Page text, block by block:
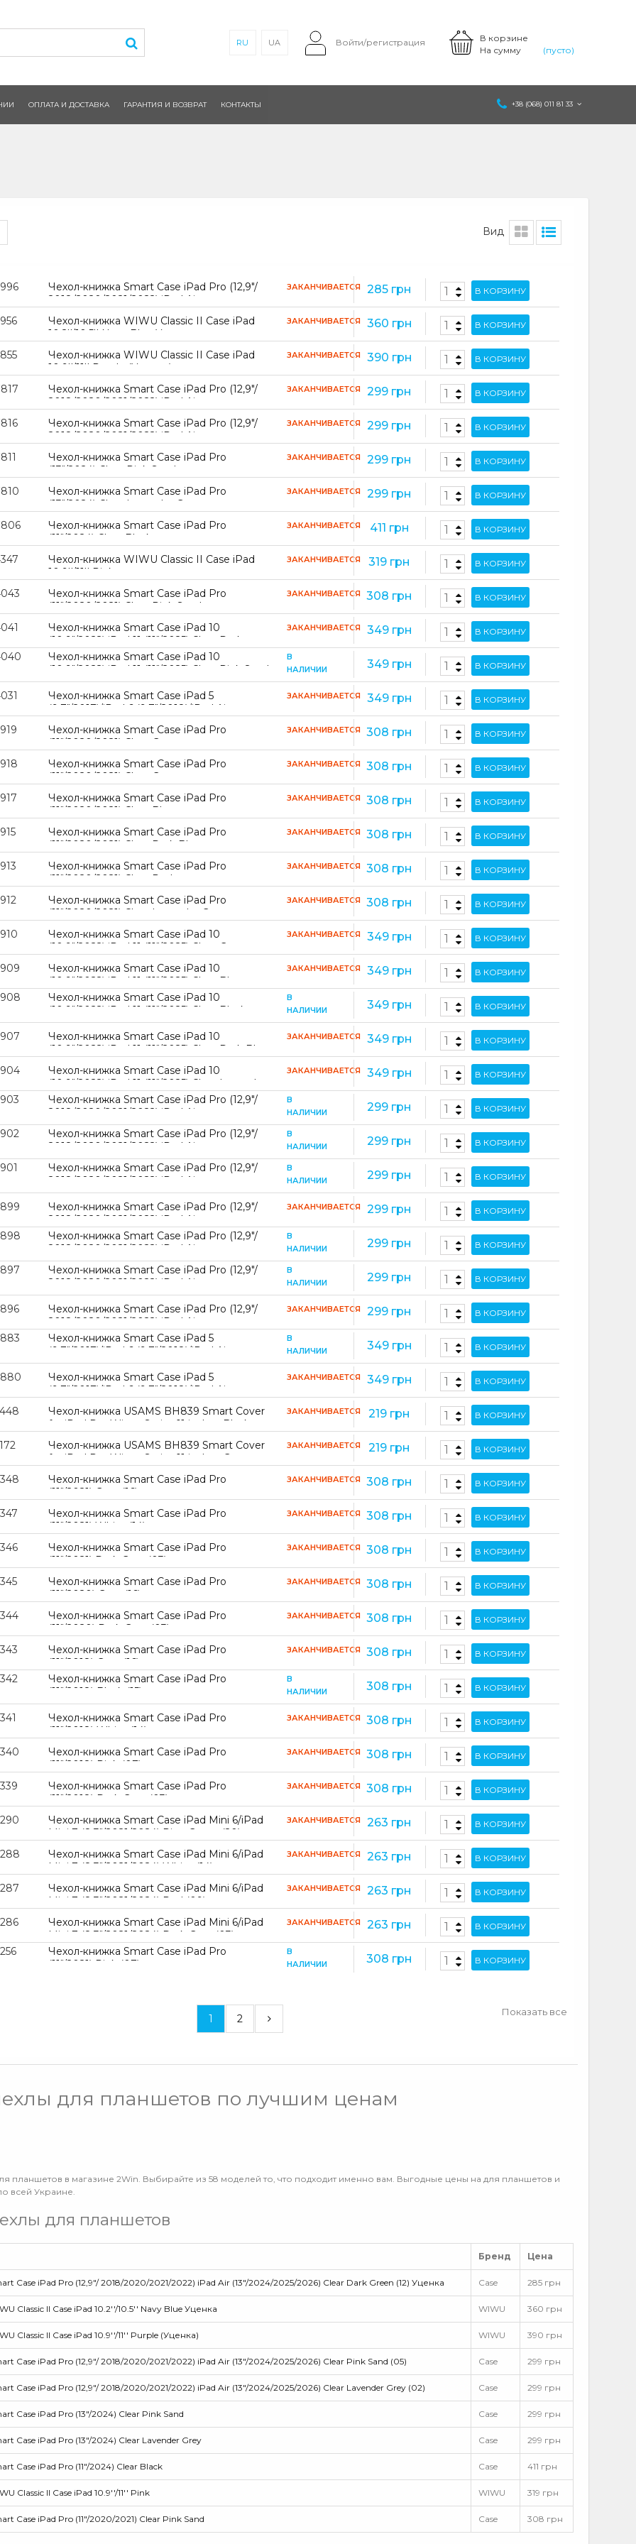
В корзине
На сумму
(пусто)
RU UA Войти/регистрация
ОПЛАТА И ДОСТАВКА ГАРАНТИЯ И ВОЗВРАТ КОНТАКТЫ +38 (068) 011 81 33
Вид
Чехол-книжка Smart Case iPad Pro (12,9"/
2018/2020/2021/2022) iPad Air
Уценка
ЗАКАНЧИВАЕТСЯ 285 грн В КОРЗИНУ
Чехол-книжка WIWU Classic II Case iPad
10.2''/10.5'' Navy Blue Уценка
ЗАКАНЧИВАЕТСЯ 360 грн В КОРЗИНУ
Чехол-книжка WIWU Classic II Case iPad
10.9''/11'' Purple (Уценка)
ЗАКАНЧИВАЕТСЯ 390 грн В КОРЗИНУ
Чехол-книжка Smart Case iPad Pro (12,9"/
2018/2020/2021/2022) iPad Air
ЗАКАНЧИВАЕТСЯ 299 грн В КОРЗИНУ
Чехол-книжка Smart Case iPad Pro (12,9"/
2018/2020/2021/2022) iPad Air
(02)
ЗАКАНЧИВАЕТСЯ 299 грн В КОРЗИНУ
Чехол-книжка Smart Case iPad Pro
(13"/2024) Clear Pink Sand
ЗАКАНЧИВАЕТСЯ 299 грн В КОРЗИНУ
Чехол-книжка Smart Case iPad Pro
(13"/2024) Clear Lavender Grey
ЗАКАНЧИВАЕТСЯ 299 грн В КОРЗИНУ
Чехол-книжка Smart Case iPad Pro
(11"/2024) Clear Black
ЗАКАНЧИВАЕТСЯ 411 грн В КОРЗИНУ
Чехол-книжка WIWU Classic II Case iPad
10.9''/11'' Pink
ЗАКАНЧИВАЕТСЯ 319 грн В КОРЗИНУ
Чехол-книжка Smart Case iPad Pro
(11"/2020/2021) Clear Pink Sand
ЗАКАНЧИВАЕТСЯ 308 грн В КОРЗИНУ
Чехол-книжка Smart Case iPad 10
(10,9"/2022) iPad 11 (11"/2025) Clear Dark
Green
ЗАКАНЧИВАЕТСЯ 349 грн В КОРЗИНУ
Чехол-книжка Smart Case iPad 10
(10,9"/2022) iPad 11 (11"/2025) Clear Pink Sand
В
НАЛИЧИИ
349 грн В КОРЗИНУ
Чехол-книжка Smart Case iPad 5
(9,7"/2017)/iPad 6 (9,7"/2018)/iPad Air
ЗАКАНЧИВАЕТСЯ 349 грн В КОРЗИНУ
Чехол-книжка Smart Case iPad Pro
(11"/2020/2021) Clear Green
ЗАКАНЧИВАЕТСЯ 308 грн В КОРЗИНУ
Чехол-книжка Smart Case iPad Pro
(11"/2020/2021) Clear Grey
ЗАКАНЧИВАЕТСЯ 308 грн В КОРЗИНУ
Чехол-книжка Smart Case iPad Pro
(11"/2020/2021) Clear Blue
ЗАКАНЧИВАЕТСЯ 308 грн В КОРЗИНУ
Чехол-книжка Smart Case iPad Pro
(11"/2020/2021) Clear Dark Blue
ЗАКАНЧИВАЕТСЯ 308 грн В КОРЗИНУ
Чехол-книжка Smart Case iPad Pro
(11"/2020/2021) Clear Red
ЗАКАНЧИВАЕТСЯ 308 грн В КОРЗИНУ
Чехол-книжка Smart Case iPad Pro
(11"/2020/2021) Clear Lavender Grey
ЗАКАНЧИВАЕТСЯ 308 грн В КОРЗИНУ
Чехол-книжка Smart Case iPad 10
(10,9"/2022) iPad 11 (11"/2025) Clear Grey
ЗАКАНЧИВАЕТСЯ 349 грн В КОРЗИНУ
Чехол-книжка Smart Case iPad 10
(10,9"/2022) iPad 11 (11"/2025) Clear Blue
ЗАКАНЧИВАЕТСЯ 349 грн В КОРЗИНУ
Чехол-книжка Smart Case iPad 10
(10,9"/2022) iPad 11 (11"/2025) Clear Black
В
НАЛИЧИИ
349 грн В КОРЗИНУ
Чехол-книжка Smart Case iPad 10
(10,9"/2022) iPad 11 (11"/2025) Clear Dark Blue
ЗАКАНЧИВАЕТСЯ 349 грн В КОРЗИНУ
Чехол-книжка Smart Case iPad 10
(10,9"/2022) iPad 11 (11"/2025) Clear Lavender
Grey
ЗАКАНЧИВАЕТСЯ 349 грн В КОРЗИНУ
Чехол-книжка Smart Case iPad Pro (12,9"/
2018/2020/2021/2022) iPad Air
(13"/2024/2025/2026) Clear Dark Green (12)
В
НАЛИЧИИ
299 грн В КОРЗИНУ
Чехол-книжка Smart Case iPad Pro (12,9"/
2018/2020/2021/2022) iPad Air
(13"/2024/2025/2026) Clear Grey (09)
В
НАЛИЧИИ
299 грн В КОРЗИНУ
Чехол-книжка Smart Case iPad Pro (12,9"/
2018/2020/2021/2022) iPad Air
(13"/2024/2025/2026) Clear Blue (08)
В
НАЛИЧИИ
299 грн В КОРЗИНУ
Чехол-книжка Smart Case iPad Pro (12,9"/
2018/2020/2021/2022) iPad Air
(13"/2024/2025/2026) Clear Dark Blue (06)
ЗАКАНЧИВАЕТСЯ 299 грн В КОРЗИНУ
Чехол-книжка Smart Case iPad Pro (12,9"/
2018/2020/2021/2022) iPad Air
(13"/2024/2025/2026) Clear Pink Sand (05)
В
НАЛИЧИИ
299 грн В КОРЗИНУ
Чехол-книжка Smart Case iPad Pro (12,9"/
2018/2020/2021/2022) iPad Air
(13"/2024/2025/2026) Clear Red (04)
В
НАЛИЧИИ
299 грн В КОРЗИНУ
Чехол-книжка Smart Case iPad Pro (12,9"/
2018/2020/2021/2022) iPad Air
(13"/2024/2025/2026) Clear Lavender Grey
(02)
ЗАКАНЧИВАЕТСЯ 299 грн В КОРЗИНУ
Чехол-книжка Smart Case iPad 5
(9,7"/2017)/iPad 6 (9,7"/2018)/iPad Air
(9,7"/2013) Clear Dark Blue
В
НАЛИЧИИ
349 грн В КОРЗИНУ
Чехол-книжка Smart Case iPad 5
(9,7"/2017)/iPad 6 (9,7"/2018)/iPad Air
ЗАКАНЧИВАЕТСЯ 349 грн В КОРЗИНУ
Чехол-книжка USAMS BH839 Smart Cover
for iPad Pro Winya Series 11 inches Black
ЗАКАНЧИВАЕТСЯ 219 грн В КОРЗИНУ
Чехол-книжка USAMS BH839 Smart Cover
for iPad Pro Winya Series 11 inches Grey
ЗАКАНЧИВАЕТСЯ 219 грн В КОРЗИНУ
Чехол-книжка Smart Case iPad Pro
(11"/2021) Grey (16)
ЗАКАНЧИВАЕТСЯ 308 грн В КОРЗИНУ
Чехол-книжка Smart Case iPad Pro
(11"/2021) White (14)
ЗАКАНЧИВАЕТСЯ 308 грн В КОРЗИНУ
Чехол-книжка Smart Case iPad Pro
(11"/2021) Dark Grey (03)
ЗАКАНЧИВАЕТСЯ 308 грн В КОРЗИНУ
Чехол-книжка Smart Case iPad Pro
(11"/2020) Grey (16)
ЗАКАНЧИВАЕТСЯ 308 грн В КОРЗИНУ
Чехол-книжка Smart Case iPad Pro
(11"/2020) Dark Grey (03)
ЗАКАНЧИВАЕТСЯ 308 грн В КОРЗИНУ
Чехол-книжка Smart Case iPad Pro
(11"/2018) Grey (16)
ЗАКАНЧИВАЕТСЯ 308 грн В КОРЗИНУ
Чехол-книжка Smart Case iPad Pro
(11"/2018) Black (15)
В
НАЛИЧИИ
308 грн В КОРЗИНУ
Чехол-книжка Smart Case iPad Pro
(11"/2018) White (14)
ЗАКАНЧИВАЕТСЯ 308 грн В КОРЗИНУ
Чехол-книжка Smart Case iPad Pro
(11"/2018) Pink (07)
ЗАКАНЧИВАЕТСЯ 308 грн В КОРЗИНУ
Чехол-книжка Smart Case iPad Pro
(11"/2018) Dark Grey (03)
ЗАКАНЧИВАЕТСЯ 308 грн В КОРЗИНУ
Чехол-книжка Smart Case iPad Mini 6/iPad
Mini 7 (8,3"/2021/2024) Pine Green (20)
ЗАКАНЧИВАЕТСЯ 263 грн В КОРЗИНУ
Чехол-книжка Smart Case iPad Mini 6/iPad
Mini 7 (8,3"/2021/2024) White (14)
ЗАКАНЧИВАЕТСЯ 263 грн В КОРЗИНУ
Чехол-книжка Smart Case iPad Mini 6/iPad
Mini 7 (8,3"/2021/2024) Red (09)
ЗАКАНЧИВАЕТСЯ 263 грн В КОРЗИНУ
Чехол-книжка Smart Case iPad Mini 6/iPad
Mini 7 (8,3"/2021/2024) Dark Grey (03)
ЗАКАНЧИВАЕТСЯ 263 грн В КОРЗИНУ
Чехол-книжка Smart Case iPad Pro
(11"/2021) Pink (07)
В
НАЛИЧИИ
308 грн В КОРЗИНУ
Показать все
1 2
для планшетов по лучшим ценам
планшетов в магазине 2Win. Выбирайте из 58 моделей то, что подходит именно вам. Выгодные цены на для планшетов и
всей Украине.
для планшетов
Бренд Цена
Case iPad Pro (12,9"/ 2018/2020/2021/2022) iPad Air (13"/2024/2025/2026) Clear Dark Green (12) Уценка Case 285 грн
Classic II Case iPad 10.2''/10.5'' Navy Blue Уценка WIWU 360 грн
Classic II Case iPad 10.9''/11'' Purple (Уценка) WIWU 390 грн
Case iPad Pro (12,9"/ 2018/2020/2021/2022) iPad Air (13"/2024/2025/2026) Clear Pink Sand (05) Case 299 грн
Case iPad Pro (12,9"/ 2018/2020/2021/2022) iPad Air (13"/2024/2025/2026) Clear Lavender Grey (02) Case 299 грн
Case iPad Pro (13"/2024) Clear Pink Sand Case 299 грн
Case iPad Pro (13"/2024) Clear Lavender Grey Case 299 грн
Case iPad Pro (11"/2024) Clear Black Case 411 грн
Classic II Case iPad 10.9''/11'' Pink WIWU 319 грн
Case iPad Pro (11"/2020/2021) Clear Pink Sand Case 308 грн